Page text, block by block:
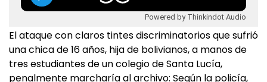
Powered by Thinkindot Audio
El ataque con claros tintes discriminatorios que sufrió
una chica de 16 años, hija de bolivianos, a manos de
tres estudiantes de un colegio de Santa Lucía,
penalmente marcharía al archivo: Según la policía,